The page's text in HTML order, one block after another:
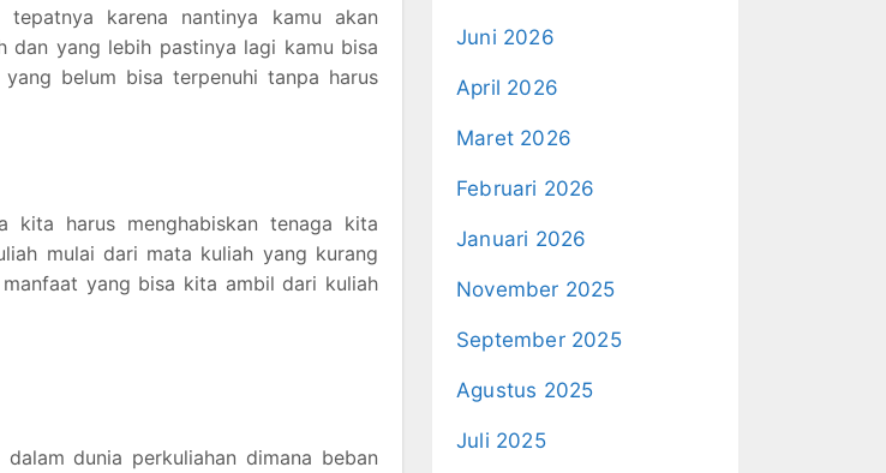
karena nantinya kamu akan
dan yang lebih pastinya lagi kamu bisa
belum bisa terpenuhi tanpa harus
kita harus menghabiskan tenaga kita
mulai dari mata kuliah yang kurang
yang bisa kita ambil dari kuliah
dunia perkuliahan dimana beban
Juni 2026
April 2026
Maret 2026
Februari 2026
Januari 2026
November 2025
September 2025
Agustus 2025
Juli 2025